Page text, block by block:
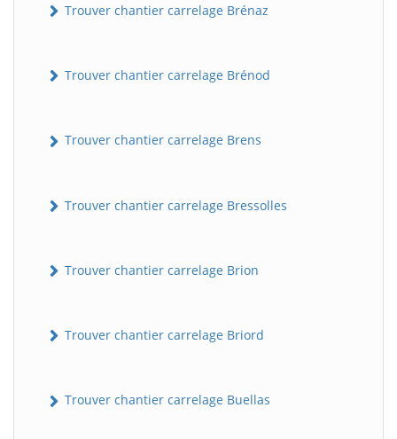
Trouver chantier carrelage Brénaz
Trouver chantier carrelage Brénod
Trouver chantier carrelage Brens
Trouver chantier carrelage Bressolles
Trouver chantier carrelage Brion
Trouver chantier carrelage Briord
Trouver chantier carrelage Buellas